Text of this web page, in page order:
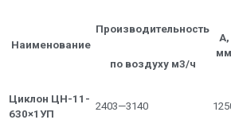
Наименование
Производительность
по воздуху м3/ч
А,
мм
Циклон ЦН-11-
630×1УП
2403—3140